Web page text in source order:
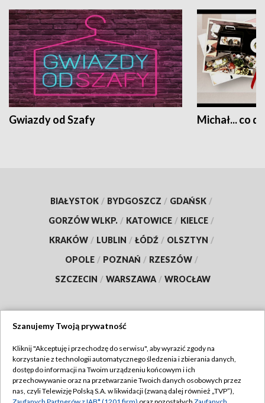
Gwiazdy od Szafy Michał... co
BIAŁYSTOK / BYDGOSZCZ / GDAŃSK /
GORZÓW WLKP. / KATOWICE / KIELCE /
KRAKÓW / LUBLIN / ŁÓDŹ / OLSZTYN /
OPOLE / POZNAŃ / RZESZÓW /
SZCZECIN / WARSZAWA / WROCŁAW
TVP
Abonament TVP
Emisja w TVP
Regulamin TVP
Szanujemy Twoją prywatność
Kliknij "Akceptuję i przechodzę do serwisu", aby wyrazić zgody na
korzystanie z technologii automatycznego śledzenia i zbierania danych,
dostęp do informacji na Twoim urządzeniu końcowym i ich
przechowywanie oraz na przetwarzanie Twoich danych osobowych przez
nas, czyli Telewizję Polską S.A. w likwidacji (zwaną dalej również „TVP”),